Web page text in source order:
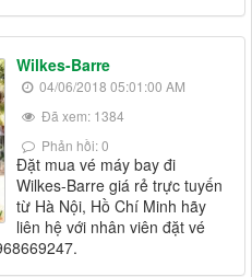
Wilkes-Barre
04/06/2018 05:01:00 AM
Đã xem: 1384
Phản hồi: 0
Đặt mua vé máy bay đi
Wilkes-Barre giá rẻ trực tuyến
từ Hà Nội, Hồ Chí Minh hãy
liên hệ với nhân viên đặt vé